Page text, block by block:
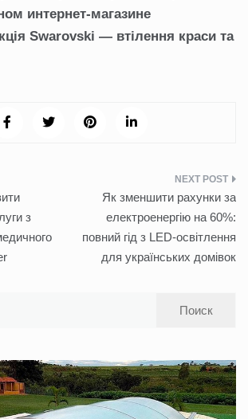
интернет-магазине
Swarovski — втілення краси та
з
Як зменшити рахунки за
електроенергію на 60%:
повний гід з LED-освітлення
для українських домівок